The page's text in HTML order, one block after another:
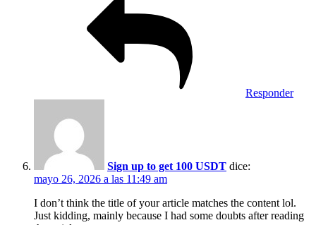
Responder
Sign up to get 100 USDT dice:
mayo 26, 2026 a las 11:49 am
I don’t think the title of your article matches the content lol.
Just kidding, mainly because I had some doubts after reading